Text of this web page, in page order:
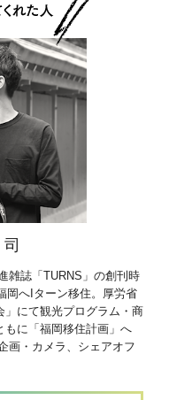
雑誌「TURNS」の創刊時
岡へIターン移住。厚労省
」にて観光プログラム・商
もに「福岡移住計画」へ
画・カメラ、シェアオフ